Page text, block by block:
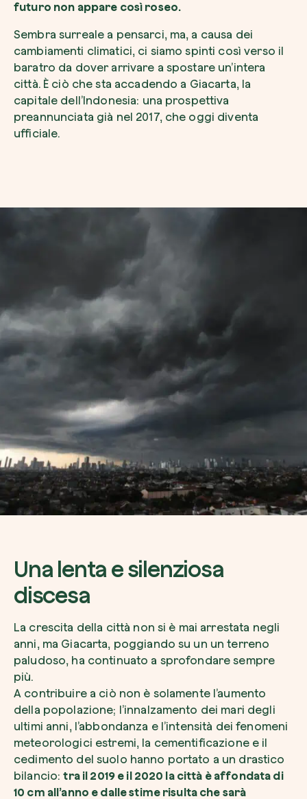
futuro non appare così roseo.
Sembra surreale a pensarci, ma, a causa dei
cambiamenti climatici, ci siamo spinti così verso il
baratro da dover arrivare a spostare un’intera
città. È ciò che sta accadendo a Giacarta, la
capitale dell’Indonesia: una prospettiva
preannunciata già nel 2017, che oggi diventa
ufficiale.
Una lenta e silenziosa
discesa
La crescita della città non si è mai arrestata negli
anni, ma Giacarta, poggiando su un un terreno
paludoso, ha continuato a sprofondare sempre
più.
A contribuire a ciò non è solamente l’aumento
della popolazione; l’innalzamento dei mari degli
ultimi anni, l’abbondanza e l’intensità dei fenomeni
meteorologici estremi, la cementificazione e il
cedimento del suolo hanno portato a un drastico
bilancio:tra il 2019 e il 2020 la città è affondata di
10 cm all’anno e dalle stime risulta che sarà
Pianta un albero
Esplora la mappa
Guarda i tuoi alberi crescere dallo spazio
Inizia a esplorare
Riscatta un albero
Inserisci il tuo codice per riscattare un
Usa il codice
Voglio ricevere comunicazioni e
da zeroCO2
Farti un giro sul nostro magazine